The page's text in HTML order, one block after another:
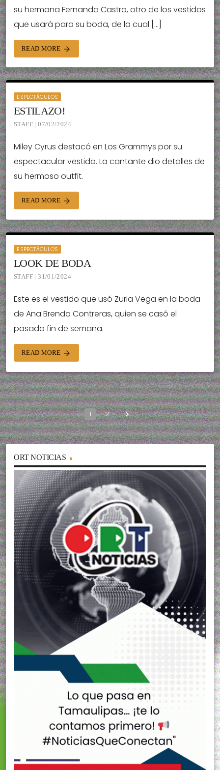
su hermana Fernanda Castro, otro de los vestidos
que usará para su boda, de la cual […]
READ MORE arrow_forward
ESPECTÁCULOS
ESTILAZO!
STAFF | 07/02/2024
Miley Cyrus destacó en Los Grammys por su
espectacular vestido. La cantante dio detalles de
su hermoso outfit.
READ MORE arrow_forward
ESPECTÁCULOS
LOOK DE BODA
STAFF | 31/01/2024
Este es el vestido que usó Zuria Vega en la boda
de Ana Brenda Contreras, quien se casó el
pasado fin de semana.
READ MORE arrow_forward
1 2 navigate_next
ORT NOTICIAS